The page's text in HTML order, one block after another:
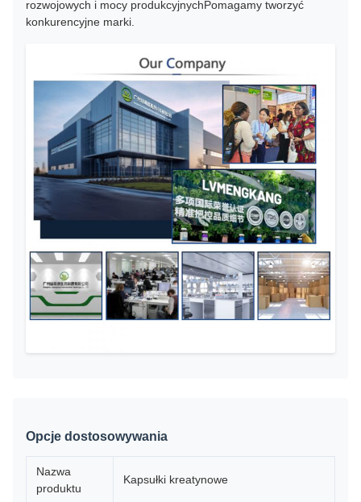
rozwojowych i mocy produkcyjnychPomagamy tworzyć
konkurencyjne marki.
Opcje dostosowywania
Nazwa
produktu
Kapsułki kreatynowe